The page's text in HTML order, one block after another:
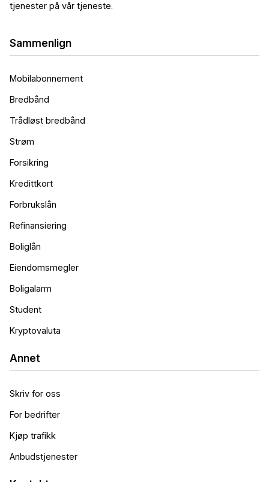
tjenester på vår tjeneste.
Sammenlign
Mobilabonnement
Bredbånd
Trådløst bredbånd
Strøm
Forsikring
Kredittkort
Forbrukslån
Refinansiering
Boliglån
Eiendomsmegler
Boligalarm
Student
Kryptovaluta
Annet
Skriv for oss
For bedrifter
Kjøp trafikk
Anbudstjenester